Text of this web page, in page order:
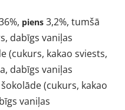
piens 3,2%, tumšā
dabīgs vaniļas
(cukurs, kakao sviests,
dabīgs vaniļas
(cukurs, kakao
vaniļas